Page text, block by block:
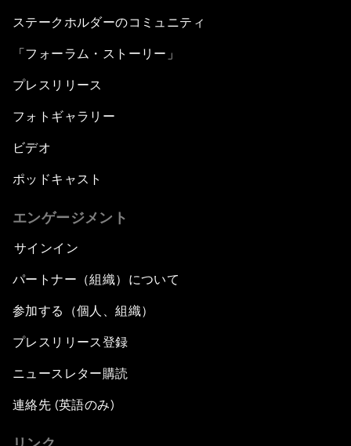
ステークホルダーのコミュニティ
「フォーラム・ストーリー」
プレスリリース
フォトギャラリー
ビデオ
ポッドキャスト
エンゲージメント
サインイン
パートナー（組織）について
参加する（個人、組織）
プレスリリース登録
ニュースレター購読
連絡先 (英語のみ)